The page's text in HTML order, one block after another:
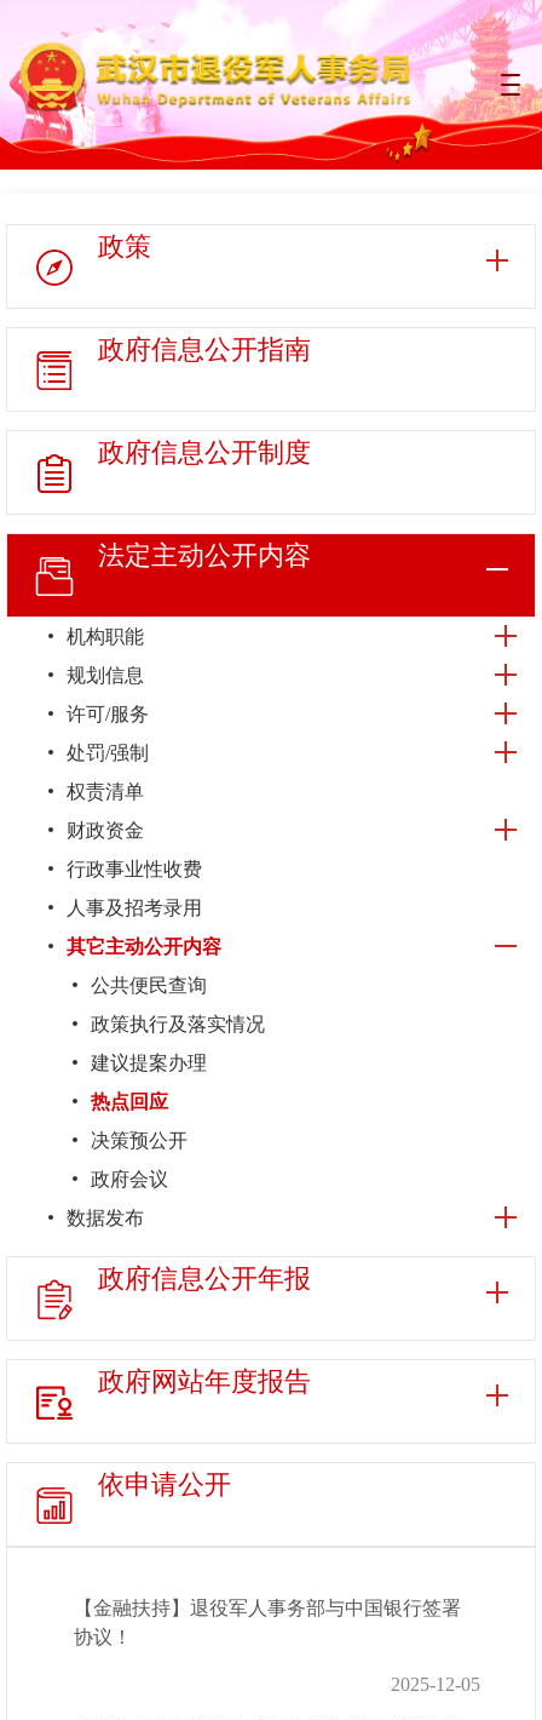
政策
政府信息公开指南
政府信息公开制度
法定主动公开内容
机构职能
规划信息
许可/服务
处罚/强制
权责清单
财政资金
行政事业性收费
人事及招考录用
其它主动公开内容
公共便民查询
政策执行及落实情况
建议提案办理
热点回应
决策预公开
政府会议
数据发布
政府信息公开年报
政府网站年度报告
依申请公开
【金融扶持】退役军人事务部与中国银行签署
协议！
2025-12-05